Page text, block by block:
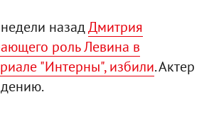
назадДмитрия
роль Левина в
"Интерны", избили. Актер